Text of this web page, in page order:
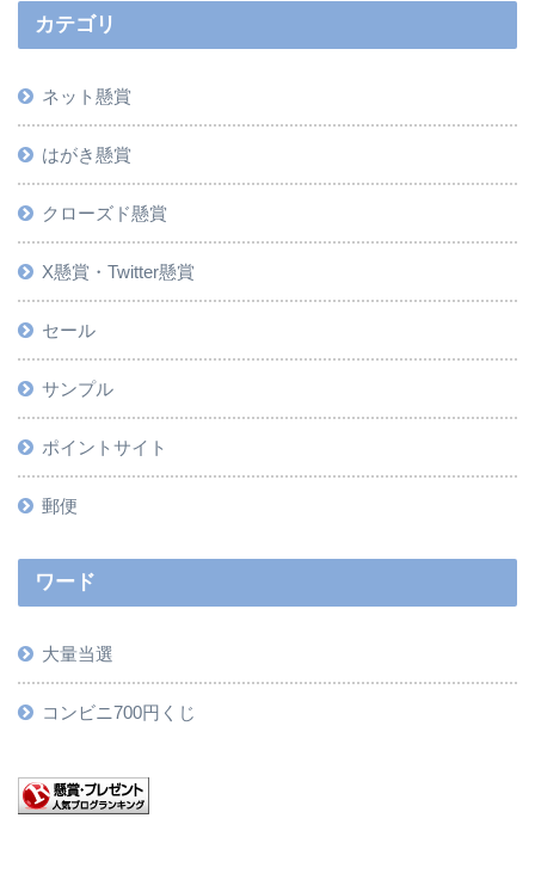
カテゴリ
ネット懸賞
はがき懸賞
クローズド懸賞
X懸賞・Twitter懸賞
セール
サンプル
ポイントサイト
郵便
ワード
大量当選
コンビニ700円くじ